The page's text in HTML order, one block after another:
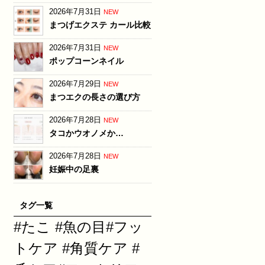
2026年7月31日 NEW
まつげエクステ カール比較
2026年7月31日 NEW
ポップコーンネイル
2026年7月29日 NEW
まつエクの長さの選び方
2026年7月28日 NEW
タコかウオノメか…
2026年7月28日 NEW
妊娠中の足裏
タグ一覧
#たこ #魚の目#フッ
トケア #角質ケア #